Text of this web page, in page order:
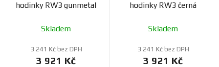
hodinky RW3 gunmetal
Skladem
3 241 Kč bez DPH
3 921 Kč
hodinky RW3 černá
Skladem
3 241 Kč bez DPH
3 921 Kč